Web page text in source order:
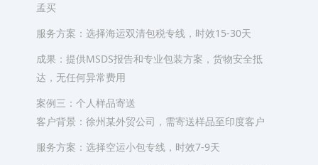
孟买
服务方案：选择海运双清包税专线，时效15-30天
成果：提供MSDS报告和专业包装方案，货物安全抵
达，无任何异常费用
案例三：个人样品寄送
客户背景：徐州某外贸公司，需寄送样品至印度客户
服务方案：选择空运小包专线，时效7-9天